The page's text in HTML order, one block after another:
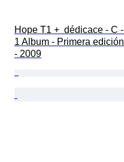
Hope T1 +  dédicace - C -
1 Album - Primera edición
- 2009